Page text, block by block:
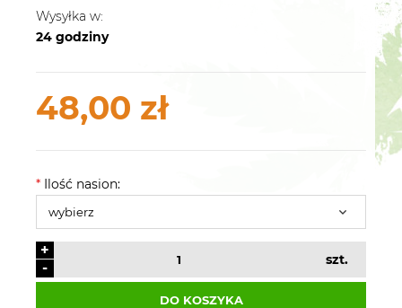
Wysyłka w:
24 godziny
48,00 zł
* Ilość nasion:
-
+
szt.
DO KOSZYKA